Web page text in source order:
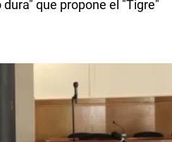
que propone el "Tigre"